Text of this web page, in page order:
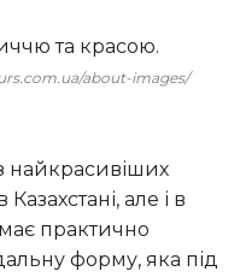
та красою.
about-images/
але і в
практично
форму, яка під